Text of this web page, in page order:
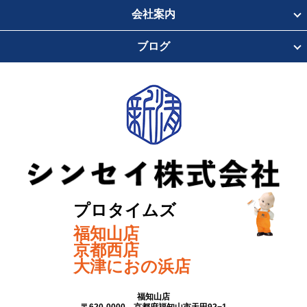
会社案内
ブログ
プロタイムズ
福知山店
京都西店
大津におの浜店
福知山店